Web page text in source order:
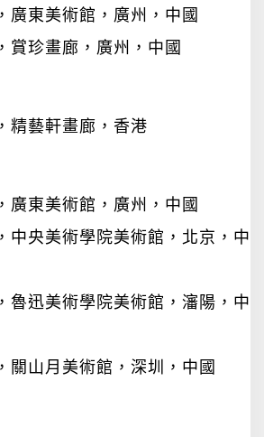
廣東美術館，廣州，中國
賞珍畫廊，廣州，中國
精藝軒畫廊，香港
廣東美術館，廣州，中國
中央美術學院美術館，北京，中
魯迅美術學院美術館，瀋陽，中
關山月美術館，深圳，中國